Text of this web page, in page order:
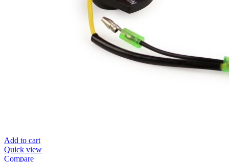
Add to cart
Quick view
Compare